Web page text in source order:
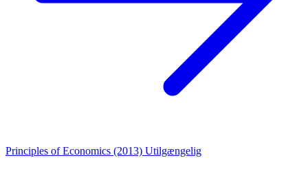
Principles of Economics (2013) Utilgængelig